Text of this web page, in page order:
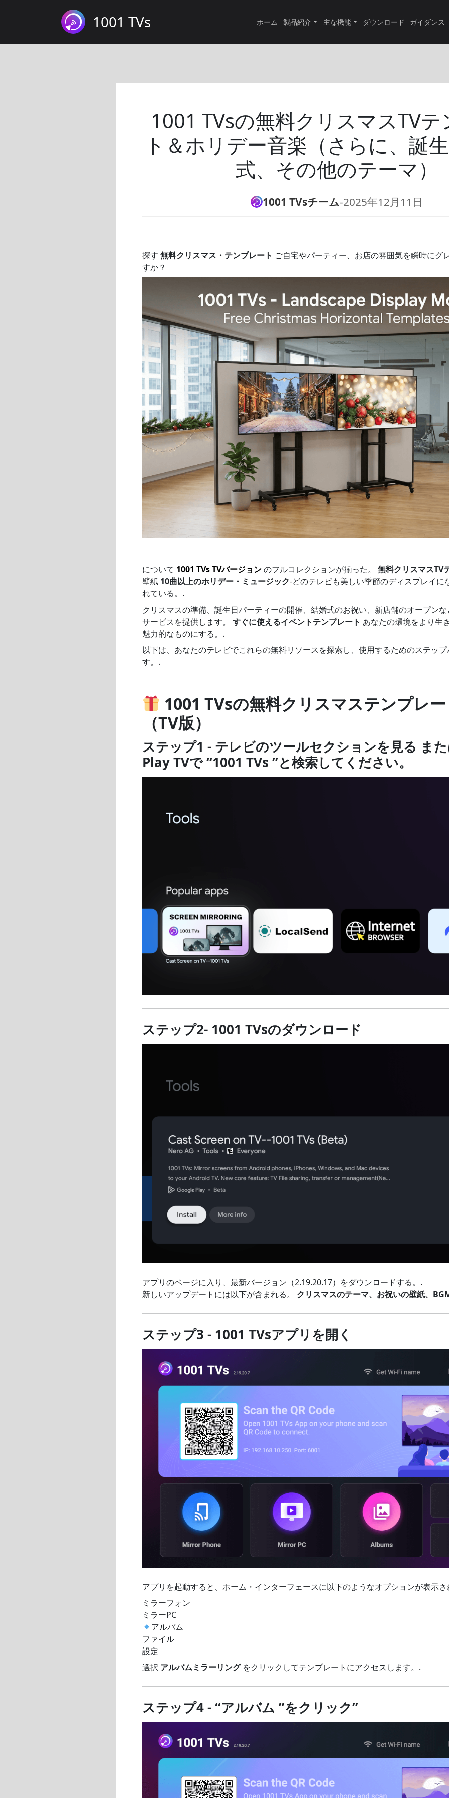
1001 TVs ホーム 製品紹介 主な機能 ダウンロード ガイダンス
1001 TVsの無料クリスマスTV
ト＆ホリデー音楽（さらに、誕
式、その他のテーマ）
1001 TVsチーム-2025年12月11日
探す 無料クリスマス・テンプレート ご自宅やパーティー、お店の雰囲気を瞬時にグ
すか？
について 1001 TVs TVバージョンのフルコレクションが揃った。 無料クリスマスTV
壁紙 10曲以上のホリデー・ミュージック-どのテレビも美しい季節のディスプレイに
れている。.
クリスマスの準備、誕生日パーティーの開催、結婚式のお祝い、新店舗のオープン
サービスを提供します。 すぐに使えるイベントテンプレート あなたの環境をより生
魅力的なものにする。.
以下は、あなたのテレビでこれらの無料リソースを探索し、使用するためのステッ
す。.
1001 TVsの無料クリスマステンプレ
（TV版）
ステップ1 - テレビのツールセクションを見る ま
Play TVで “1001 TVs ”と検索してください。
ステップ2- 1001 TVsのダウンロード
アプリのページに入り、最新バージョン（2.19.20.17）をダウンロードする。.
新しいアップデートには以下が含まれる。 クリスマスのテーマ、お祝いの壁紙、
ステップ3 - 1001 TVsアプリを開く
アプリを起動すると、ホーム・インターフェースに以下のようなオプションが表示
ミラーフォン
ミラーPC
アルバム
ファイル
設定
選択 アルバムミラーリングをクリックしてテンプレートにアクセスします。.
ステップ4 - “アルバム ”をクリック”